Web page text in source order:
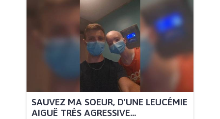
SAUVEZ MA SOEUR, D'UNE LEUCÉMIE
AIGUË TRÈS AGRESSIVE...